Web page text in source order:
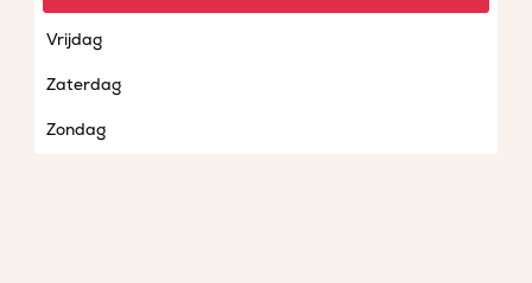
Vrijdag
Zaterdag
Zondag